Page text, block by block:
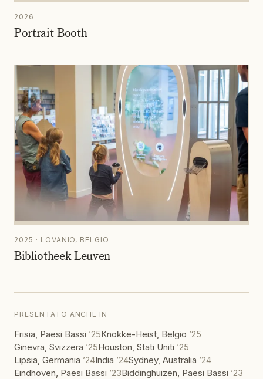
2026
Portrait Booth
2025 · LOVANIO, BELGIO
Bibliotheek Leuven
PRESENTATO ANCHE IN
Frisia, Paesi Bassi ’25Knokke-Heist, Belgio ’25
Ginevra, Svizzera ’25Houston, Stati Uniti ’25
Lipsia, Germania ’24India ’24Sydney, Australia ’24
Eindhoven, Paesi Bassi ’23Biddinghuizen, Paesi Bassi ’23